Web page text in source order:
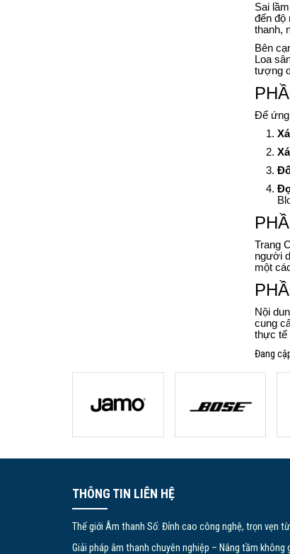
Sai
đến độ
thanh,
Bên
Loa
tượng
Để ứng
Trang
người
một
Nội
cung
thực tế
Đang
THÔNG TIN LIÊN HỆ
Thế giới Âm thanh Số: Đỉnh cao công nghệ, trọn vẹn
Giải pháp âm thanh chuyên nghiệp – Nâng tầm không